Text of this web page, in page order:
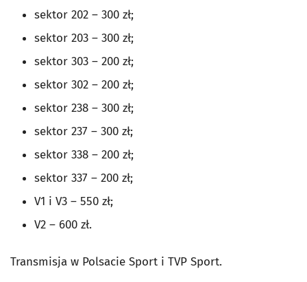
sektor 202 – 300 zł;
sektor 203 – 300 zł;
sektor 303 – 200 zł;
sektor 302 – 200 zł;
sektor 238 – 300 zł;
sektor 237 – 300 zł;
sektor 338 – 200 zł;
sektor 337 – 200 zł;
V1 i V3 – 550 zł;
V2 – 600 zł.
Transmisja w Polsacie Sport i TVP Sport.